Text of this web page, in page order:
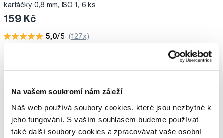
Na vašem soukromí nám záleží
Náš web používá soubory cookies, které jsou nezbytné k
jeho fungování. S vaším souhlasem budeme používat
také další soubory cookies a zpracovávat vaše osobní
kartáčky 0,8 mm, ISO 1, 6 ks
159 Kč
5,0/5 (127x)
Potřebujete poradit?